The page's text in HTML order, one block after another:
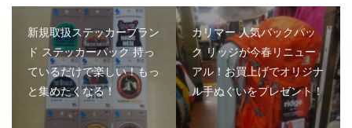
新規取扱ステッカーブラン
ド ステッカーパック 持っ
ているだけで楽しい！もっ
と集めたくなる！
カリマー 人気バックパッ
ク リッジが今春リニュー
アル！お買上げでオリジナ
ル手ぬぐいをプレゼント！